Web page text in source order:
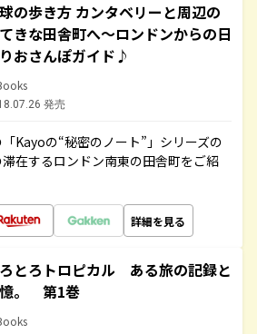
の歩き方 カンタベリーと周辺の
きな田舎町へ～ロンドンからの日
おさんぽガイド♪
発売
Kayoの“秘密のノート”」シリーズの
在するロンドン南東の田舎町をご紹
詳細を見る
とろトロピカル ある旅の記録と
。 第1巻